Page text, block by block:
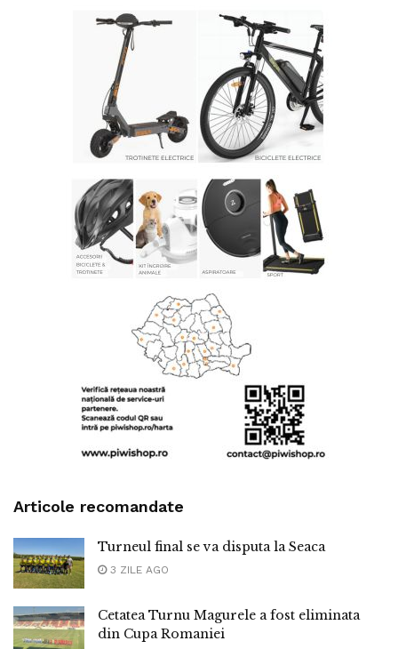
Articole recomandate
Turneul final se va disputa la Seaca
3 ZILE AGO
Cetatea Turnu Magurele a fost eliminata
din Cupa Romaniei